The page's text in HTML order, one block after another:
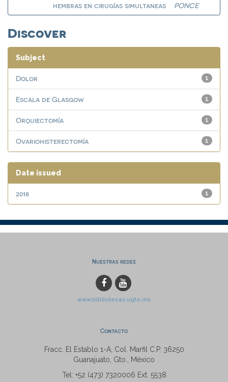
hembras en cirugías simultaneas
PONCE
Discover
Subject
1
Dolor
1
Escala de Glasgow
1
Orquiectomía
1
Ovariohisterectomía
Date issued
1
2018
Nuestras redes
www.bibliotecas.ugto.mx
Contacto
Fracc. El Establo 1-A, Col. Marfil C.P. 36250
Guanajuato, Gto., México
Tel: +52 (473) 7320006 Ext. 5538